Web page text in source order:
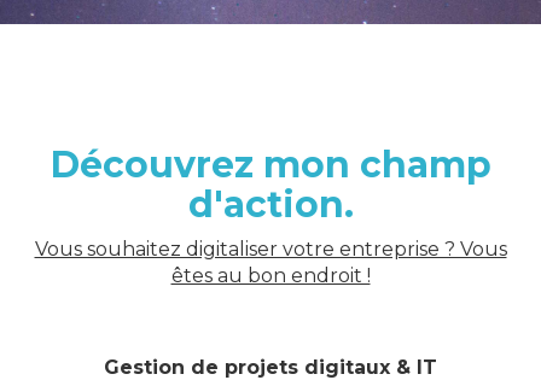
Découvrez mon champ
d'action.
Vous souhaitez digitaliser votre entreprise ? Vous
êtes au bon endroit !
Gestion de projets digitaux & IT